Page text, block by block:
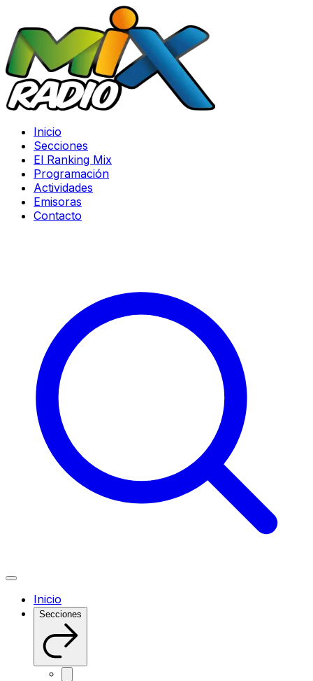
Inicio
Secciones
El Ranking Mix
Programación
Actividades
Emisoras
Contacto
Inicio
Secciones